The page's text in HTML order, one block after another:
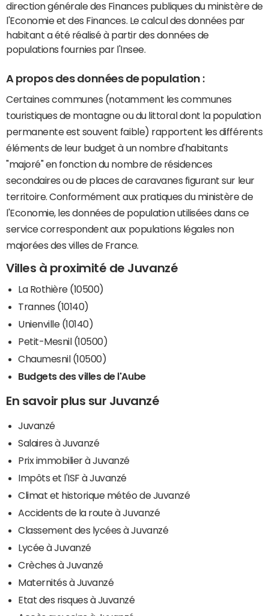
direction générale des Finances publiques du ministère de
l'Economie et des Finances. Le calcul des données par
habitant a été réalisé à partir des données de
populations fournies par l'Insee.
A propos des données de population :
Certaines communes (notamment les communes
touristiques de montagne ou du littoral dont la population
permanente est souvent faible) rapportent les différents
éléments de leur budget à un nombre d'habitants
"majoré" en fonction du nombre de résidences
secondaires ou de places de caravanes figurant sur leur
territoire. Conformément aux pratiques du ministère de
l'Economie, les données de population utilisées dans ce
service correspondent aux populations légales non
majorées des villes de France.
Villes à proximité de Juvanzé
La Rothière (10500)
Trannes (10140)
Unienville (10140)
Petit-Mesnil (10500)
Chaumesnil (10500)
Budgets des villes de l'Aube
En savoir plus sur Juvanzé
Juvanzé
Salaires à Juvanzé
Prix immobilier à Juvanzé
Impôts et l'ISF à Juvanzé
Climat et historique météo de Juvanzé
Accidents de la route à Juvanzé
Classement des lycées à Juvanzé
Lycée à Juvanzé
Crèches à Juvanzé
Maternités à Juvanzé
Etat des risques à Juvanzé